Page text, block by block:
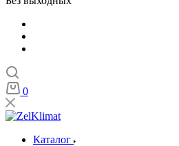
0
Каталог